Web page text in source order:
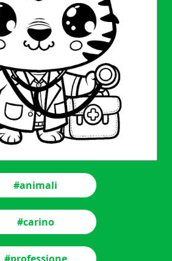
#animali
#carino
#professione